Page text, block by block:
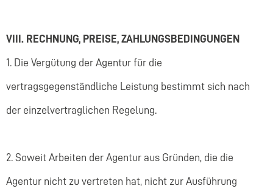
V III. RECHNUNG, PREISE, ZAHLUNGSBEDINGUNGEN
1. Die Vergütung der Agentur für die
vertragsgegenständliche Leistung bestimmt sich nach
der einzelvertraglichen Regelung.
2. Soweit Arbeiten der Agentur aus Gründen, die die
Agentur nicht zu vertreten hat, nicht zur Ausführung